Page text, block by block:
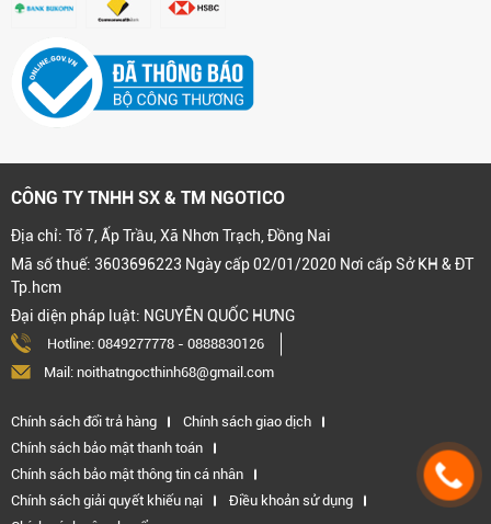
CÔNG TY TNHH SX & TM NGOTICO
Địa chỉ: Tổ 7, Ấp Trầu, Xã Nhơn Trạch, Đồng Nai
Mã số thuế: 3603696223 Ngày cấp 02/01/2020 Nơi cấp Sở KH & ĐT
Tp.hcm
Đại diện pháp luật: NGUYỄN QUỐC HƯNG
Hotline: 0849277778 - 0888830126
Mail: noithatngocthinh68@gmail.com
Chính sách đổi trả hàng
Chính sách giao dịch
Chính sách bảo mật thanh toán
Chính sách bảo mật thông tin cá nhân
Chính sách giải quyết khiếu nại
Điều khoản sử dụng